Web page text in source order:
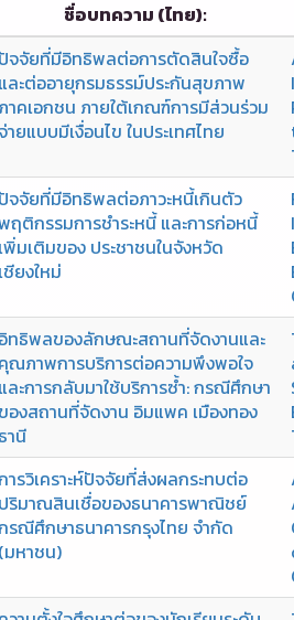
ชื่อบทความ (ไทย):
ปัจจัยที่มีอิทธิพลต่อการตัดสินใจซื้อ
และต่ออายุกรมธรรม์ประกันสุขภาพ
ภาคเอกชน ภายใต้เกณฑ์การมีส่วนร่วม
ายแบบมีเงื่อนไข ในประเทศไทย
ปัจจัยที่มีอิทธิพลต่อภาวะหนี้เกินตัว
ฤติกรรมการชำระหนี้ และการก่อหนี้
เพิ่มเติมของ ประชาชนในจังหวัด
เชียงใหม่
อิทธิพลของลักษณะสถานที่จัดงานและ
คุณภาพการบริการต่อความพึงพอใจ
และการกลับมาใช้บริการซ้ำ: กรณีศึกษา
ของสถานที่จัดงาน อิมแพค เมืองทอง
ธานี
ารวิเคราะห์ปัจจัยที่ส่งผลกระทบต่อ
ปริมาณสินเชื่อของธนาคารพาณิชย์
รณีศึกษาธนาคารกรุงไทย จำกัด
(มหาชน)